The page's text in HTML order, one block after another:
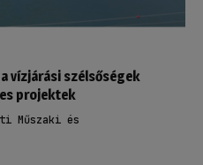
vízjárási szélsőségek
projektek
Műszaki és